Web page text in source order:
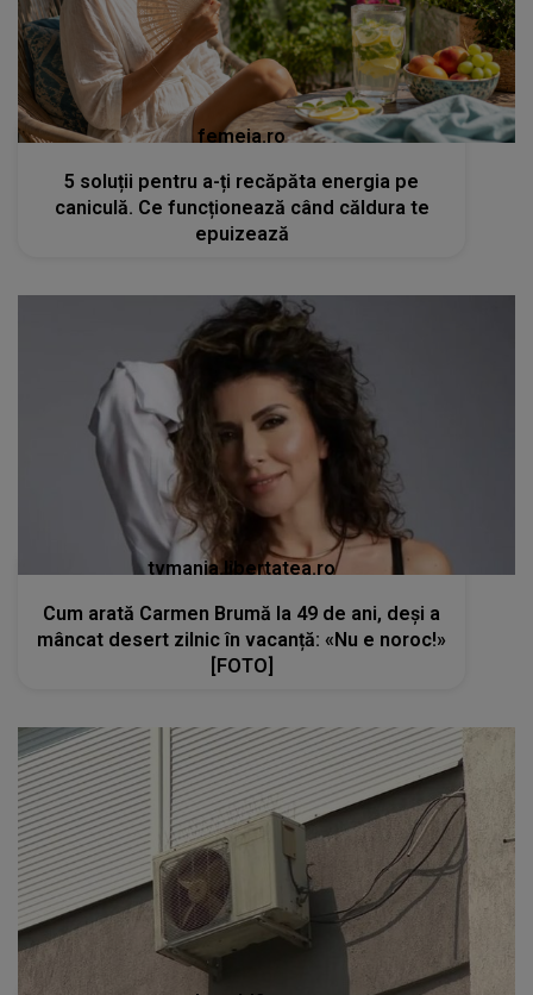
femeia.ro
5 soluții pentru a-ți recăpăta energia pe
caniculă. Ce funcționează când căldura te
epuizează
tvmania.libertatea.ro
Cum arată Carmen Brumă la 49 de ani, deși a
mâncat desert zilnic în vacanță: «Nu e noroc!»
[FOTO]